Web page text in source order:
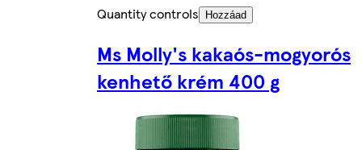
Quantity controls
Hozzáad
Ms Molly's kakaós-mogyorós
kenhető krém 400 g